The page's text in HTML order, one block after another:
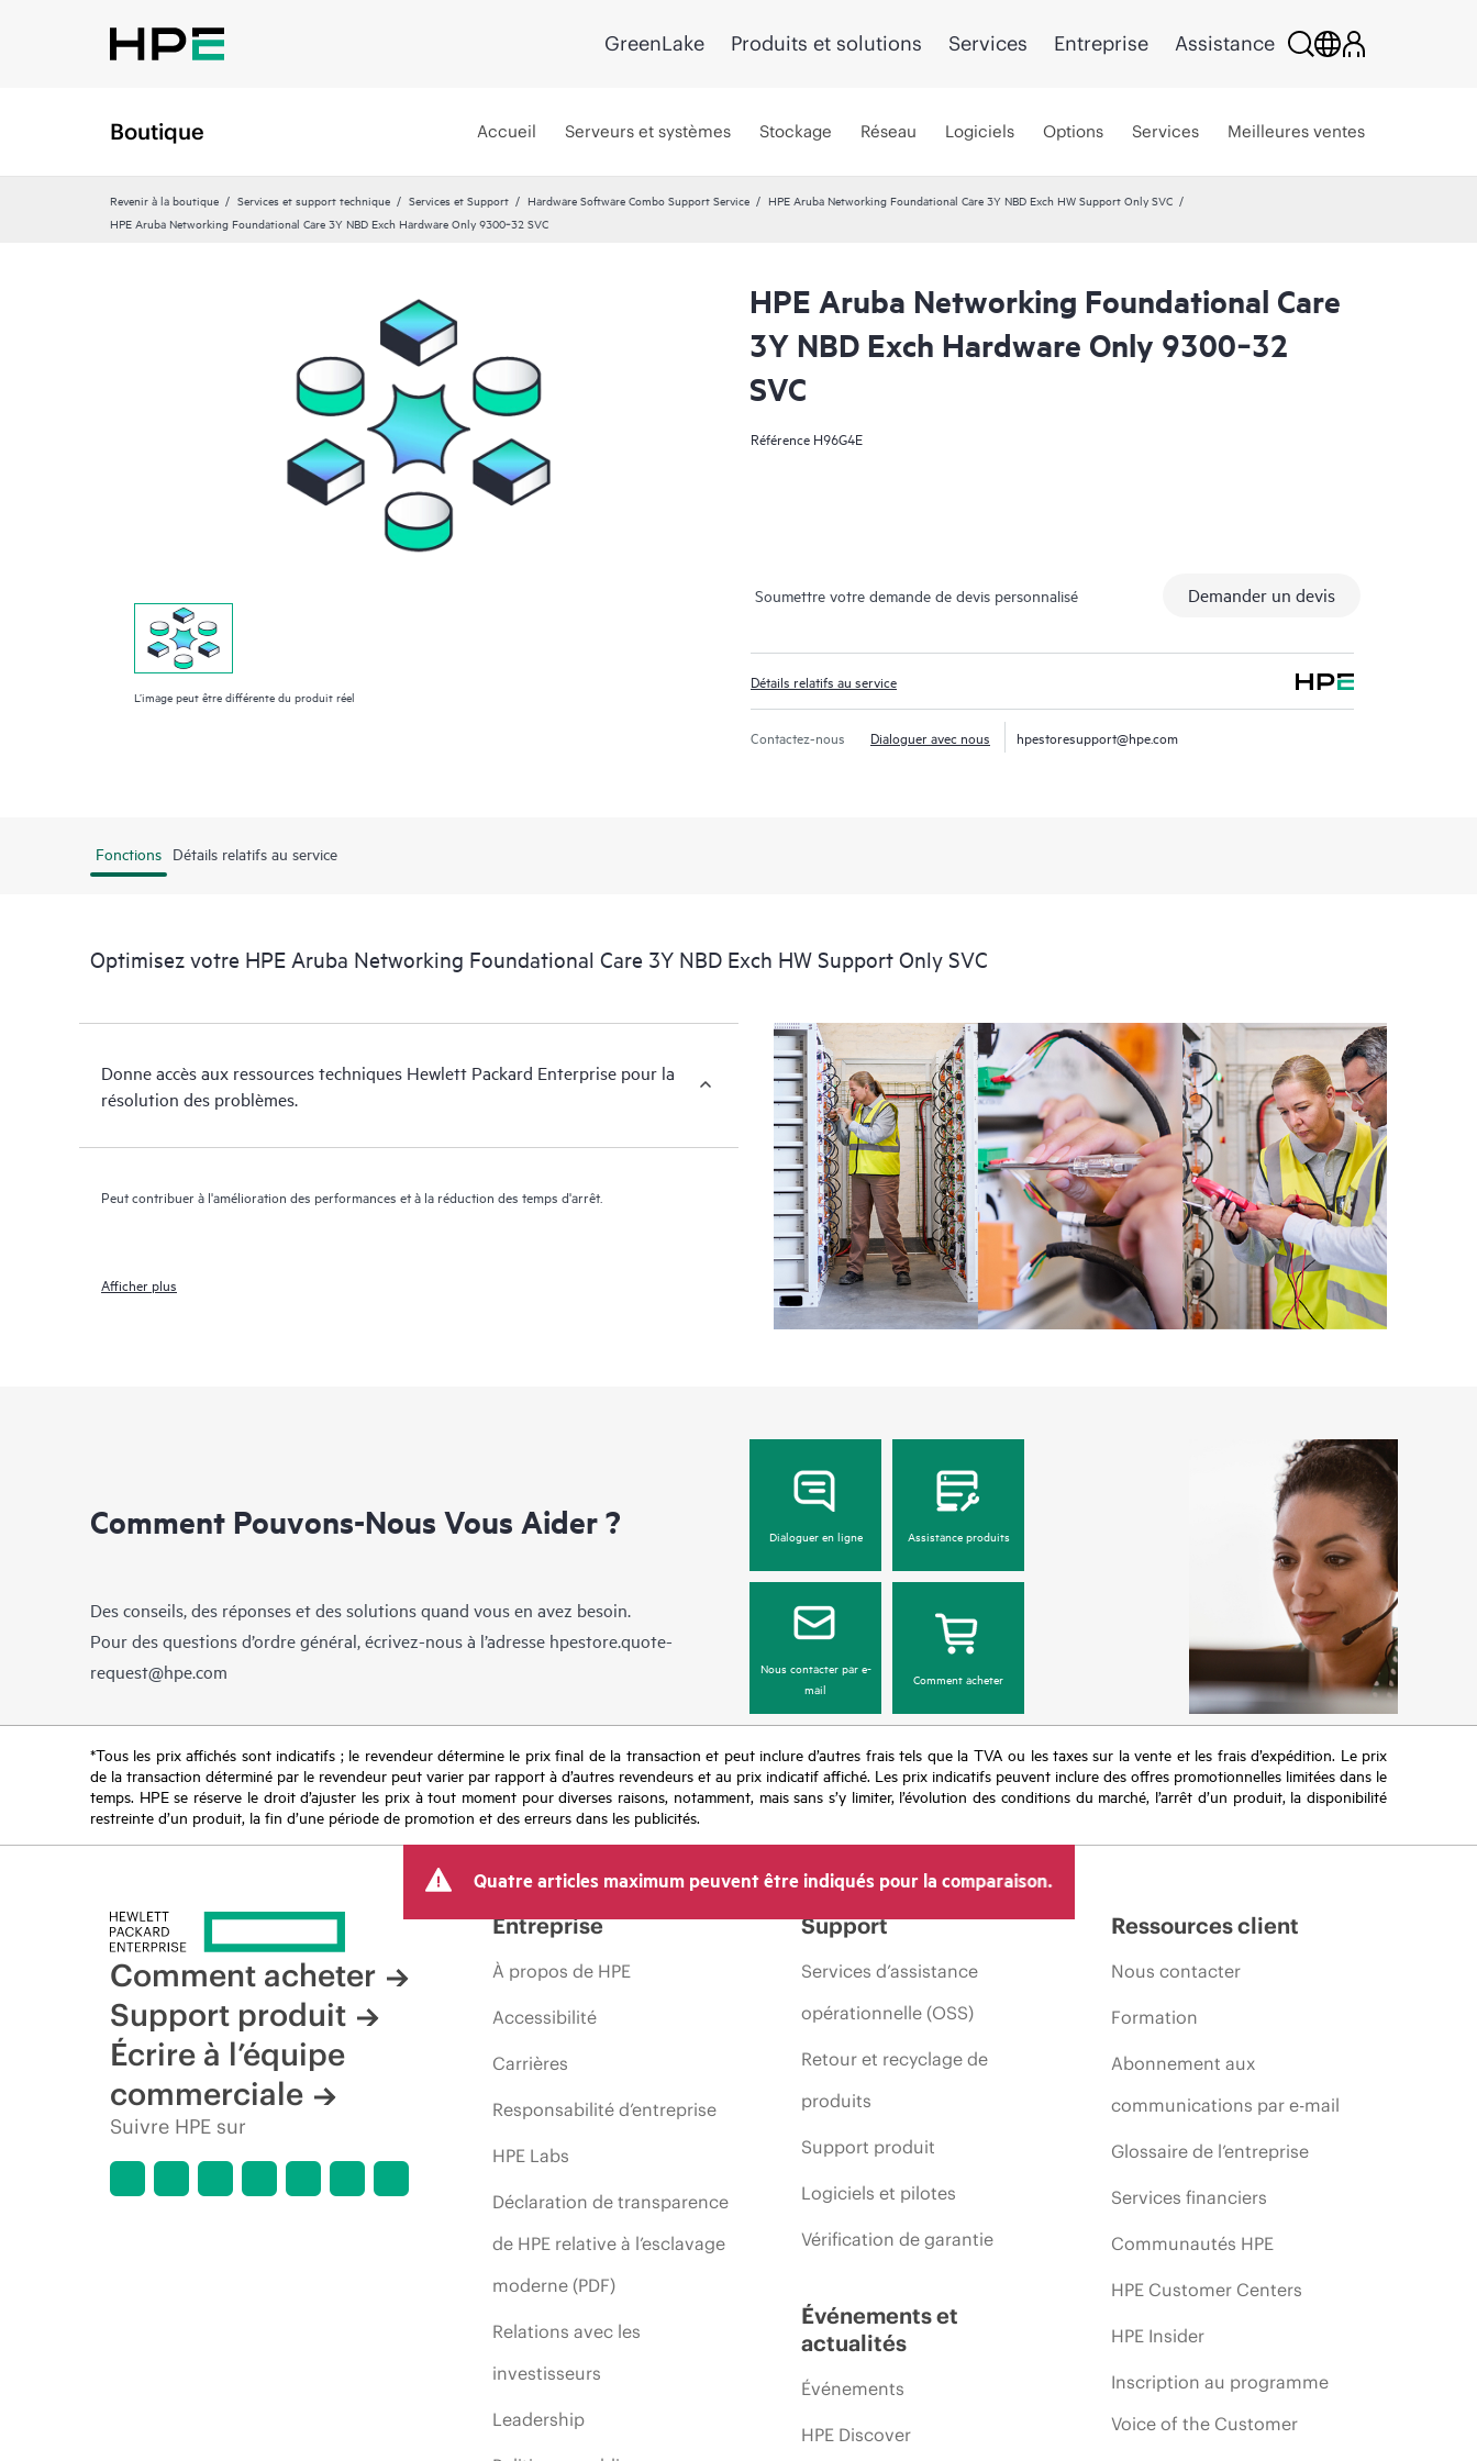
GreenLake Produits et solutions Services Entreprise Assistance
Boutique Accueil Serveurs et systèmes Stockage Réseau Logiciels Options Services Meilleures ventes
Revenir à la boutique Services et support technique Services et Support Hardware Software Combo Support Service
HPE Aruba Networking Foundational Care 3Y NBD Exch HW Support Only SVC
HPE Aruba Networking Foundational Care 3Y NBD Exch Hardware Only 9300‑32 SVC
L’image peut être différente du produit réel
HPE Aruba Networking Foundational Care
3Y NBD Exch Hardware Only 9300‑32
SVC
Référence H96G4E
Soumettre votre demande de devis personnalisé Demander un devis
Détails relatifs au service
Contactez-nous Dialoguer avec nous hpestoresupport@hpe.com
Fonctions Détails relatifs au service
Optimisez votre HPE Aruba Networking Foundational Care 3Y NBD Exch HW Support Only SVC
Donne accès aux ressources techniques Hewlett Packard Enterprise pour la
résolution des problèmes.
Peut contribuer à l'amélioration des performances et à la réduction des temps d'arrêt.
Afficher plus
Comment Pouvons-Nous Vous Aider ?
Des conseils, des réponses et des solutions quand vous en avez besoin.
Pour des questions d’ordre général, écrivez-nous à l’adresse hpestore.quote-
request@hpe.com
Dialoguer en ligne Assistance produits
Nous contacter par e-
mail
Comment acheter
*Tous les prix affichés sont indicatifs ; le revendeur détermine le prix final de la transaction et peut inclure d’autres frais tels que la TVA ou les taxes sur la vente et les frais d’expédition. Le prix
de la transaction déterminé par le revendeur peut varier par rapport à d’autres revendeurs et au prix indicatif affiché. Les prix indicatifs peuvent inclure des offres promotionnelles limitées dans le
temps. HPE se réserve le droit d’ajuster les prix à tout moment pour diverses raisons, notamment, mais sans s’y limiter, l’évolution des conditions du marché, l’arrêt d’un produit, la disponibilité
restreinte d’un produit, la fin d’une période de promotion et des erreurs dans les publicités.
Quatre articles maximum peuvent être indiqués pour la comparaison.
Comment acheter
Support produit
Écrire à l’équipe
commerciale
Suivre HPE sur
Entreprise
À propos de HPE
Accessibilité
Carrières
Responsabilité d’entreprise
HPE Labs
Déclaration de transparence
de HPE relative à l’esclavage
moderne (PDF)
Relations avec les
investisseurs
Leadership
Support
Services d’assistance
opérationnelle (OSS)
Retour et recyclage de
produits
Support produit
Logiciels et pilotes
Vérification de garantie
Événements et
actualités
Événements
HPE Discover
Ressources client
Nous contacter
Formation
Abonnement aux
communications par e-mail
Glossaire de l’entreprise
Services financiers
Communautés HPE
HPE Customer Centers
HPE Insider
Inscription au programme
Voice of the Customer